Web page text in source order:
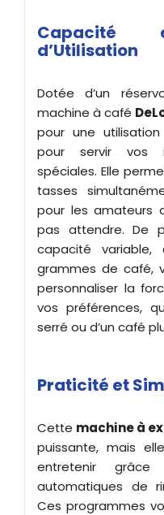
Capacité
d’Utilisation
Dotée d’un
machine à café
pour une
pour servir vos
spéciales. Elle
tasses
pour les amateurs
pas attendre. De
capacité
grammes de café,
personnaliser la
vos préférences,
serré ou d’un café
Praticité et
Cette machine à
puissante, mais
entretenir
automatiques de
Ces programmes